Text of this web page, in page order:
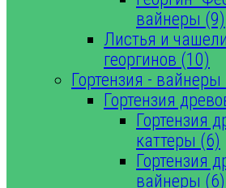
вайнеры (9)
Листья и
георгинов (10)
Гортензия -
Гортензия
Гортензия
каттеры (6)
Гортензия
вайнеры (6)